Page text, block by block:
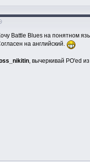
Battle Blues на понятном
на английский.
, вычеркивай PO'ed